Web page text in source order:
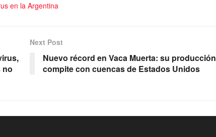
en la Argentina
no
Next Post
Nuevo récord en Vaca Muerta: su producción
compite con cuencas de Estados Unidos